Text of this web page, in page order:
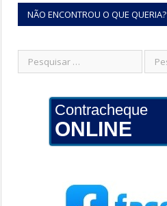
NÃO ENCONTROU O QUE QUERIA?
Contracheque
ONLINE